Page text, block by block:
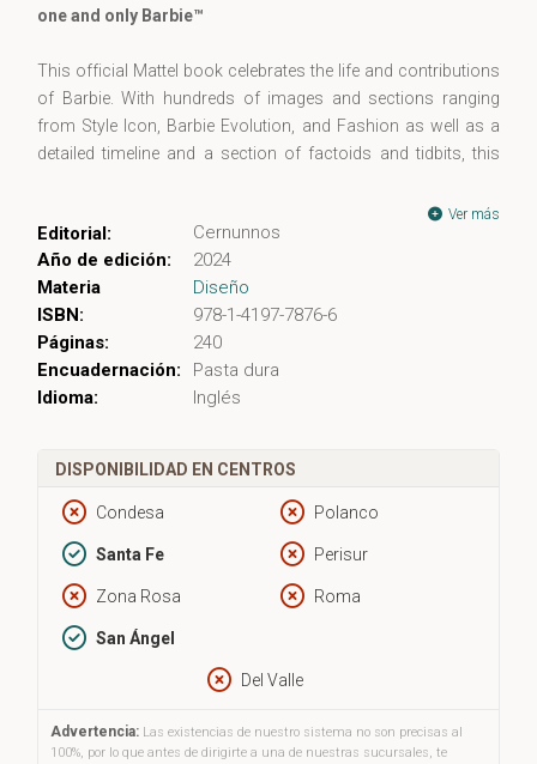
one and only Barbie™
This official Mattel book celebrates the life and contributions
of Barbie. With hundreds of images and sections ranging
from Style Icon, Barbie Evolution, and Fashion as well as a
detailed timeline and a section of factoids and tidbits, this
Pop icon, fashion muse, and role model Barbara Millicent
Roberts—known to the world simply as “Barbie”—continues
to fascinate generations worldwide. Since her introduction in
1959, she has constantly evolved to embrace the changing
times, becoming increasingly inclusive and representative of
women today.
social and aesthetic trends that Barbie has embodied from
the 1950s to present day in areas including fashion, society,
art, and costume.
Ver más
Editorial:
Cernunnos
Año de edición:
2024
Materia
Diseño
ISBN:
978-1-4197-7876-6
Páginas:
240
Encuadernación:
Pasta dura
Idioma:
Inglés
DISPONIBILIDAD EN CENTROS
Condesa Polanco
Santa Fe Perisur
Zona Rosa Roma
San Ángel
Del Valle
Advertencia: Las existencias de nuestro sistema no son precisas al
100%, por lo que antes de dirigirte a una de nuestras sucursales, te